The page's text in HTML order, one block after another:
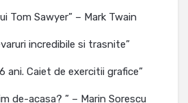
Tom Sawyer” – Mark Twain
incredibile si trasnite”
ani. Caiet de exercitii grafice”
de-acasa? ” – Marin Sorescu